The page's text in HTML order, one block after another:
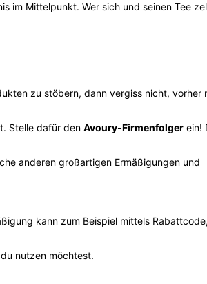
im Mittelpunkt. Wer sich und seinen Tee
zu stöbern, dann vergiss nicht, vorher
Stelle dafür den Avoury-Firmenfolger ein!
anderen großartigen Ermäßigungen und
kann zum Beispiel mittels
nutzen möchtest.